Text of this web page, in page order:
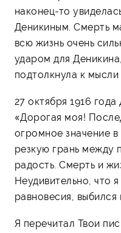
наконец-то
Деникиным. Смерть
всю жизнь очень
ударом для
подтолкнула к
27 октября 1916
«Дорогая моя!
огромное значение
резкую грань между
радость. Смерть и
Неудивительно, что
равновесия, выбился
Я перечитал Твои